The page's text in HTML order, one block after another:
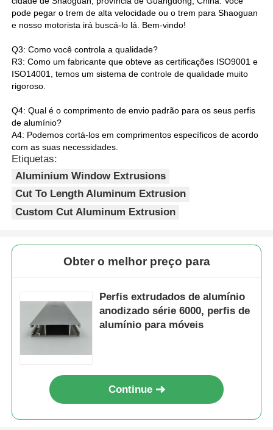
Perfis de portas de alumínio
Extrusão industrial de alumínio
Acessórios de perfis de alumínio
Perfis de janela de batente
Perfil de alumínio polido
perfis de alumínio do revestimento de madeira
Perfis de acabamento de alumínio
Profissionais de extrusão de extrusores de calor de
pode pegar o trem de alta velocidade ou o trem para Shaoguan
e nosso motorista irá buscá-lo lá. Bem-vindo!
Q3: Como você controla a qualidade?
R3: Como um fabricante que obteve as certificações ISO9001 e
ISO14001, temos um sistema de controle de qualidade muito
rigoroso.
Q4: Qual é o comprimento de envio padrão para os seus perfis
de alumínio?
A4: Podemos cortá-los em comprimentos específicos de acordo
com as suas necessidades.
Etiquetas:
Aluminium Window Extrusions
Cut To Length Aluminum Extrusion
Custom Cut Aluminum Extrusion
Obter o melhor preço para
Perfis extrudados de alumínio
anodizado série 6000, perfis de
alumínio para móveis
Continue